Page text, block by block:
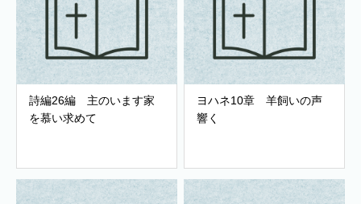
詩編26編 主のいます家
を慕い求めて
ヨハネ10章 羊飼いの声
響く